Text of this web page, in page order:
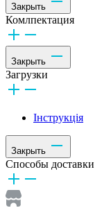
Закрыть
Комлпектация
Закрыть
Загрузки
Інструкція
Закрыть
Способы доставки